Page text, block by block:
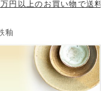
のお買い物で送料無料
釉